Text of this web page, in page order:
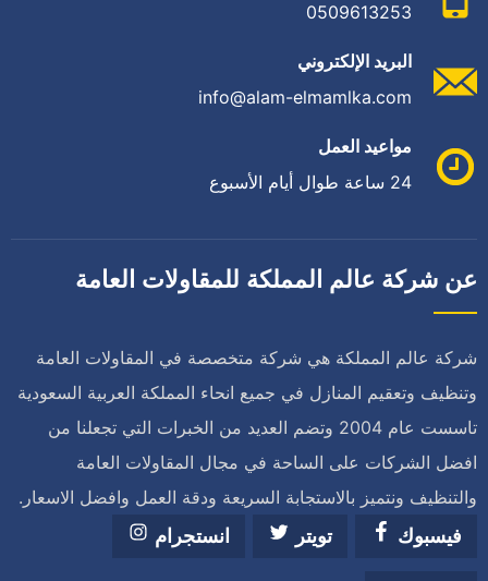
0509613253
البريد الإلكتروني
info@alam-elmamlka.com
مواعيد العمل
24 ساعة طوال أيام الأسبوع
عن شركة عالم المملكة للمقاولات العامة
شركة عالم المملكة هي شركة متخصصة في المقاولات العامة
وتنظيف وتعقيم المنازل في جميع انحاء المملكة العربية السعودية
تاسست عام 2004 وتضم العديد من الخبرات التي تجعلنا من
افضل الشركات على الساحة في مجال المقاولات العامة
والتنظيف ونتميز بالاستجابة السريعة ودقة العمل وافضل الاسعار.
فيسبوك
تويتر انستجرام